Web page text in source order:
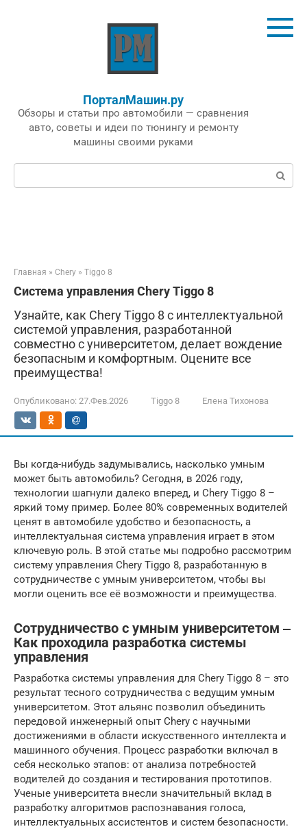
ПорталМашин.ру
Обзоры и статьи про автомобили — сравнения
авто, советы и идеи по тюнингу и ремонту
машины своими руками
Поиск:
Главная » Chery » Tiggo 8
Система управления Chery Tiggo 8
Узнайте, как Chery Tiggo 8 с интеллектуальной
системой управления, разработанной
совместно с университетом, делает вождение
безопасным и комфортным. Оцените все
преимущества!
Опубликовано: 27.Фев.2026 Tiggo 8 Елена Тихонова
Вы когда-нибудь задумывались, насколько умным
может быть автомобиль? Сегодня, в 2026 году,
технологии шагнули далеко вперед, и Chery Tiggo 8 –
яркий тому пример. Более 80% современных водителей
ценят в автомобиле удобство и безопасность, а
интеллектуальная система управления играет в этом
ключевую роль. В этой статье мы подробно рассмотрим
систему управления Chery Tiggo 8, разработанную в
сотрудничестве с умным университетом, чтобы вы
могли оценить все её возможности и преимущества.
Сотрудничество с умным университетом ‒
Как проходила разработка системы
управления
Разработка системы управления для Chery Tiggo 8 – это
результат тесного сотрудничества с ведущим умным
университетом. Этот альянс позволил объединить
передовой инженерный опыт Chery с научными
достижениями в области искусственного интеллекта и
машинного обучения. Процесс разработки включал в
себя несколько этапов: от анализа потребностей
водителей до создания и тестирования прототипов.
Ученые университета внесли значительный вклад в
разработку алгоритмов распознавания голоса,
интеллектуальных ассистентов и систем безопасности.